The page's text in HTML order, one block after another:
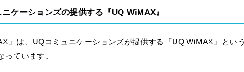
ケーションズの提供する『UQ WiMAX』
』は、UQコミュニケーションズが提供する『UQ WiMAX』という
ています。